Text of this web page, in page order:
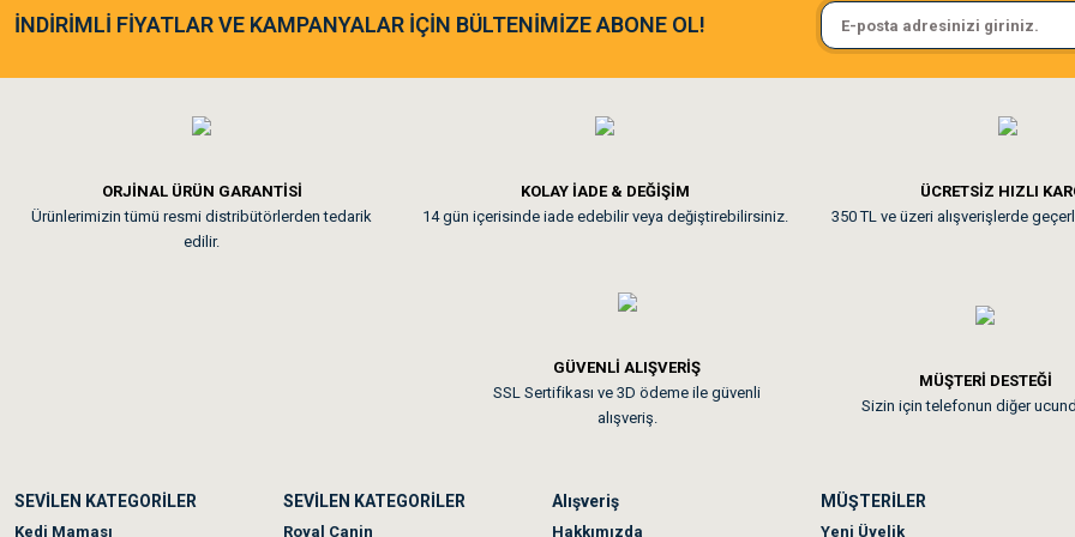
As**** Tu******
Tavşanım kafesinin kalitesine ve paketlemesine bayıldım
Sa**** On******
Pamuk için aradığım tüm
Kedilerim beğeniyorlar. Memnunuz. Uygun fiyatta olması iyi.
Akşam verdiğim sipariş bir sonraki gün elime ulaştı. Jack russell köpeğim severek yedi. Tüy
İNDİRİMLİ FİYATLAR VE KAMPANYALAR İÇİN BÜLTENİMİZE ABONE OL!
ORJİNAL ÜRÜN GARANTİSİ
Ürünlerimizin tümü resmi distribütörlerden tedarik
edilir.
KOLAY İADE & DEĞİŞİM
14 gün içerisinde iade edebilir veya değiştirebilirsiniz.
ÜCRETSİZ HIZLI
350 TL ve üzeri alışverişlerde
GÜVENLİ ALIŞVERİŞ
SSL Sertifikası ve 3D ödeme ile güvenli
alışveriş.
MÜŞTERİ DESTEĞİ
Sizin için telefonun diğer
SEVİLEN KATEGORİLER
Kedi Maması
SEVİLEN KATEGORİLER
Royal Canin
Alışveriş
Hakkımızda
MÜŞTERİLER
Yeni Üyelik